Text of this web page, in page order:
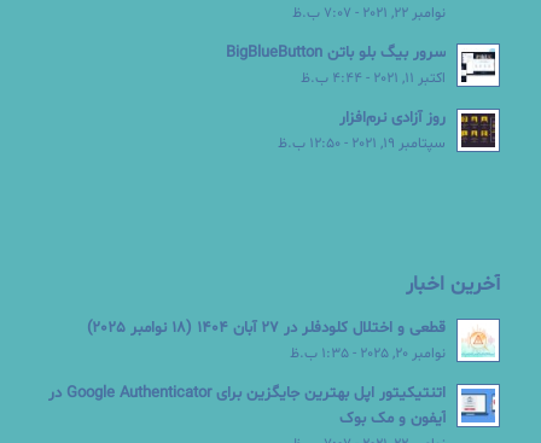
نوامبر 22, 2021 - 7:07 ب.ظ
سرور بیگ بلو باتن BigBlueButton
اکتبر 11, 2021 - 4:44 ب.ظ
روز آزادی نرم‌افزار
سپتامبر 19, 2021 - 12:50 ب.ظ
آخرین اخبار
قطعی و اختلال کلودفلر در 27 آبان 1404 (18 نوامبر 2025)
نوامبر 20, 2025 - 1:35 ب.ظ
اتنتیکیتور اپل بهترین جایگزین برای Google Authenticator در
آیفون و مک بوک